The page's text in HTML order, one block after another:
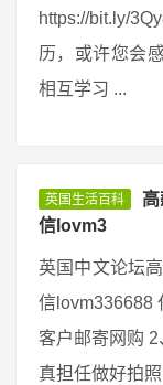
https://bit.ly/
历，或许您会
相互学习 ...
英国生活百科
信lovm3
英国中文论坛
信lovm336688
客户邮寄网购
真担任做好拍